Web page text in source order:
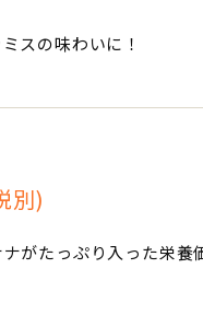
スの味わいに！
別)
がたっぷり入った栄養